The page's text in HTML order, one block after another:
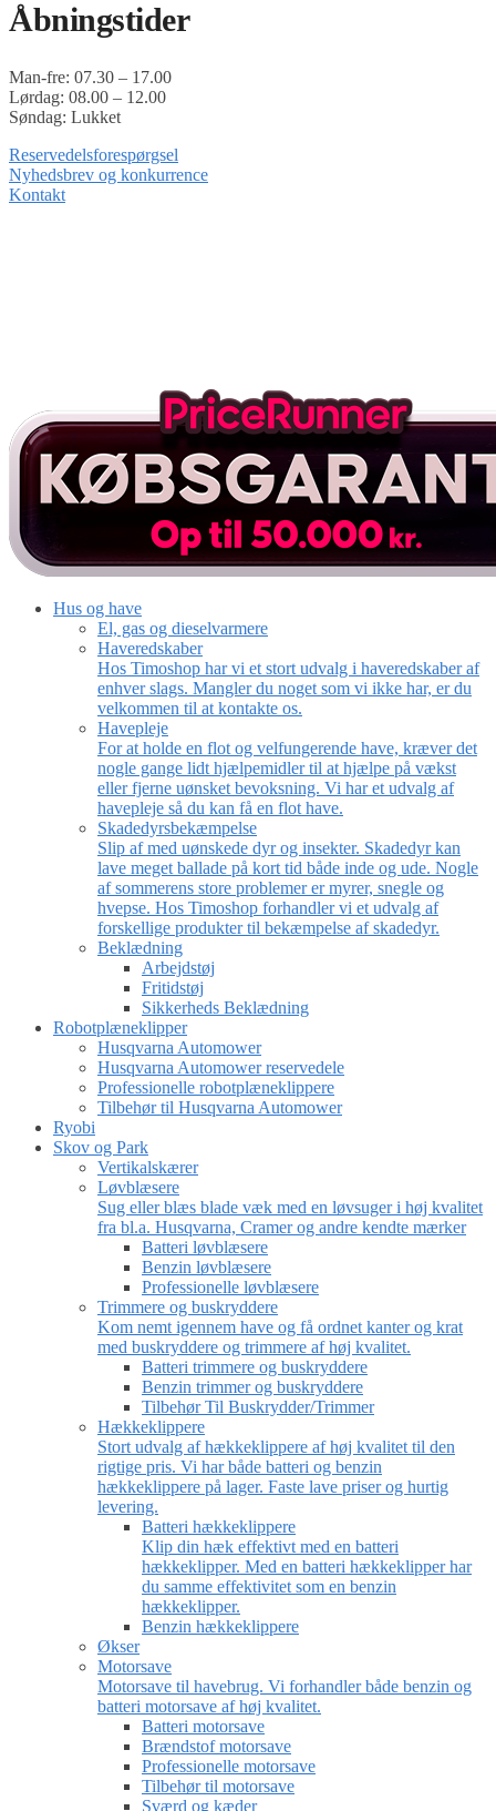
Åbningstider
Man-fre: 07.30 – 17.00
Lørdag: 08.00 – 12.00
Søndag: Lukket
Reservedelsforespørgsel
Nyhedsbrev og konkurrence
Kontakt
Hus og have
El, gas og dieselvarmere
Haveredskaber
Hos Timoshop har vi et stort udvalg i haveredskaber af
enhver slags. Mangler du noget som vi ikke har, er du
velkommen til at kontakte os.
Havepleje
For at holde en flot og velfungerende have, kræver det
nogle gange lidt hjælpemidler til at hjælpe på vækst
eller fjerne uønsket bevoksning. Vi har et udvalg af
havepleje så du kan få en flot have.
Skadedyrsbekæmpelse
Slip af med uønskede dyr og insekter. Skadedyr kan
lave meget ballade på kort tid både inde og ude. Nogle
af sommerens store problemer er myrer, snegle og
hvepse. Hos Timoshop forhandler vi et udvalg af
forskellige produkter til bekæmpelse af skadedyr.
Beklædning
Arbejdstøj
Fritidstøj
Sikkerheds Beklædning
Robotplæneklipper
Husqvarna Automower
Husqvarna Automower reservedele
Professionelle robotplæneklippere
Tilbehør til Husqvarna Automower
Ryobi
Skov og Park
Vertikalskærer
Løvblæsere
Sug eller blæs blade væk med en løvsuger i høj kvalitet
fra bl.a. Husqvarna, Cramer og andre kendte mærker
Batteri løvblæsere
Benzin løvblæsere
Professionelle løvblæsere
Trimmere og buskryddere
Kom nemt igennem have og få ordnet kanter og krat
med buskryddere og trimmere af høj kvalitet.
Batteri trimmere og buskryddere
Benzin trimmer og buskryddere
Tilbehør Til Buskrydder/Trimmer
Hækkeklippere
Stort udvalg af hækkeklippere af høj kvalitet til den
rigtige pris. Vi har både batteri og benzin
hækkeklippere på lager. Faste lave priser og hurtig
levering.
Batteri hækkeklippere
Klip din hæk effektivt med en batteri
hækkeklipper. Med en batteri hækkeklipper har
du samme effektivitet som en benzin
hækkeklipper.
Benzin hækkeklippere
Økser
Motorsave
Motorsave til havebrug. Vi forhandler både benzin og
batteri motorsave af høj kvalitet.
Batteri motorsave
Brændstof motorsave
Professionelle motorsave
Tilbehør til motorsave
Sværd og kæder